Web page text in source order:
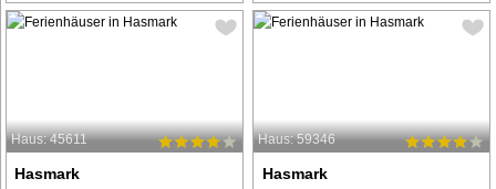
Haus: 45611
Hasmark
Haus: 59346
Hasmark